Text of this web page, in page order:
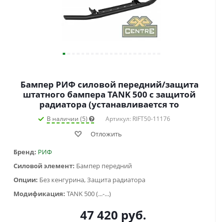
Бампер РИФ силовой передний/защита
штатного бампера TANK 500 c защитой
радиатора (устанавливается то
В наличии (5) Артикул: RIFT50-11176
Отложить
Бренд: РИФ
Силовой элемент: Бампер передний
Опции: Без кенгурина, Защита радиатора
Модификация: TANK 500 (...-...)
47 420 руб.